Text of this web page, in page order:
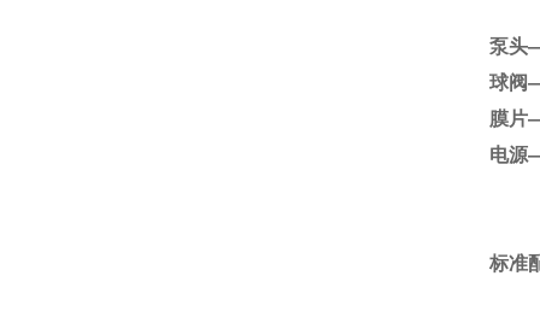
泵头
球阀
膜片
电源
标准